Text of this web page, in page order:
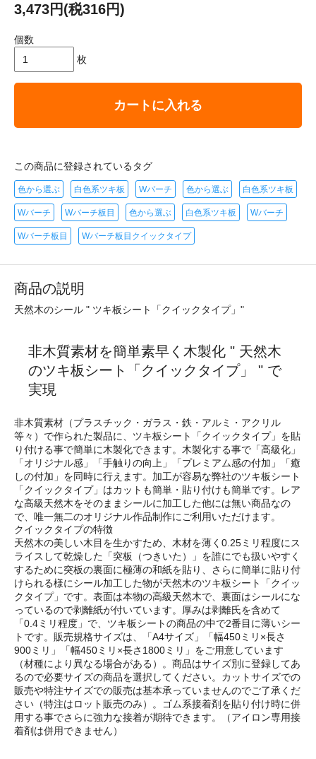
3,473円(税316円)
個数
枚
カートに入れる
この商品に登録されているタグ
色から選ぶ 白色系ツキ板 Wバーチ 色から選ぶ 白色系ツキ板
Wバーチ Wバーチ板目 色から選ぶ 白色系ツキ板 Wバーチ
Wバーチ板目 Wバーチ板目クイックタイプ
商品の説明
天然木のシール " ツキ板シート「クイックタイプ」"
非木質素材を簡単素早く木製化 " 天然木
のツキ板シート「クイックタイプ」 " で
実現
非木質素材（プラスチック・ガラス・鉄・アルミ・アクリル
等々）で作られた製品に、ツキ板シート「クイックタイプ」を貼
り付ける事で簡単に木製化できます。木製化する事で「高級化」
「オリジナル感」「手触りの向上」「プレミアム感の付加」「癒
しの付加」を同時に行えます。加工が容易な弊社のツキ板シート
「クイックタイプ」はカットも簡単・貼り付けも簡単です。レア
な高級天然木をそのままシールに加工した他には無い商品なの
で、唯一無二のオリジナル作品制作にご利用いただけます。
クイックタイプの特徴
天然木の美しい木目を生かすため、木材を薄く0.25ミリ程度にス
ライスして乾燥した「突板（つきいた）」を誰にでも扱いやすく
するために突板の裏面に極薄の和紙を貼り、さらに簡単に貼り付
けられる様にシール加工した物が天然木のツキ板シート「クイッ
クタイプ」です。表面は本物の高級天然木で、裏面はシールにな
っているので剥離紙が付いています。厚みは剥離氏を含めて
「0.4ミリ程度」で、ツキ板シートの商品の中で2番目に薄いシー
トです。販売規格サイズは、「A4サイズ」「幅450ミリ×長さ
900ミリ」「幅450ミリ×長さ1800ミリ」をご用意しています
（材種により異なる場合がある）。商品はサイズ別に登録してあ
るので必要サイズの商品を選択してください。カットサイズでの
販売や特注サイズでの販売は基本承っていませんのでご了承くだ
さい（特注はロット販売のみ）。ゴム系接着剤を貼り付け時に併
用する事でさらに強力な接着が期待できます。（アイロン専用接
着剤は併用できません）